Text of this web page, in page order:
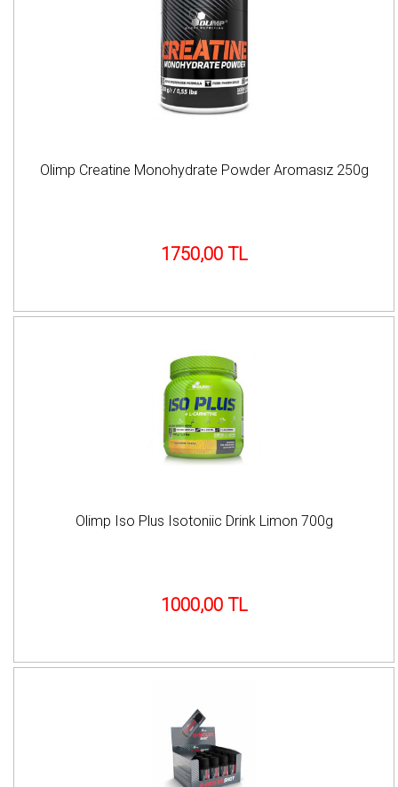
Olimp Creatine Monohydrate Powder Aromasız 250g
1750,00 TL
Olimp Iso Plus Isotoniic Drink Limon 700g
1000,00 TL